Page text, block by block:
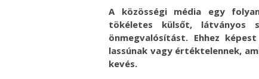
A közösségi média egy
tökéletes külsőt, látványos
önmegvalósítást. Ehhez
lassúnak vagy értéktelennek,
kevés.